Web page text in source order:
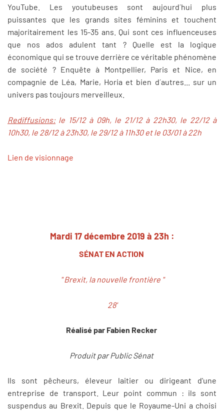
YouTube. Les youtubeuses sont aujourd´hui plus
puissantes que les grands sites féminins et touchent
majoritairement les 15-35 ans. Qui sont ces influenceuses
que nos ados adulent tant ? Quelle est la logique
économique qui se trouve derrière ce véritable phénomène
de société ? Enquête à Montpellier, Paris et Nice, en
compagnie de Léa, Marie, Horia et bien d´autres... sur un
univers pas toujours merveilleux.
Rediffusions:le 15/12 à 09h, le 21/12 à 22h30, le 22/12 à
10h30, le 28/12 à 23h30, le 29/12 à 11h30 et le 03/01 à 22h
Lien de visionnage
Mardi 17 décembre 2019 à 23h :
SÉNAT EN ACTION
" Brexit, la nouvelle frontière "
28'
Réalisé par Fabien Recker
Produit par Public Sénat
Ils sont pêcheurs, éleveur laitier ou dirigeant d'une
entreprise de transport. Leur point commun : ils sont
suspendus au Brexit. Depuis que le Royaume-Uni a choisi